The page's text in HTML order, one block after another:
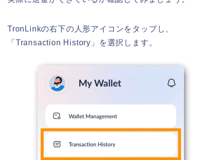
TronLinkの右下の人形アイコンをタップし、
「Transaction History」を選択します。